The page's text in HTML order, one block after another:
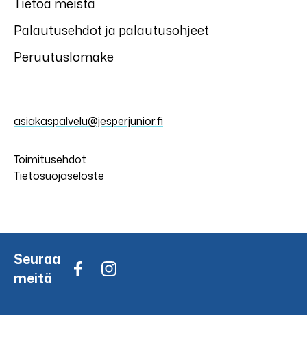
Palautusehdot ja palautusohjeet
Peruutuslomake
asiakaspalvelu@jesperjunior.fi
Toimitusehdot
Tietosuojaseloste
Seuraa
meitä